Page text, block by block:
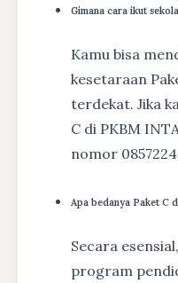
Gimana cara ikut
Kamu bisa
kesetaraan
terdekat. Jika
C di PKBM
nomor
Apa bedanya Paket C
Secara
program